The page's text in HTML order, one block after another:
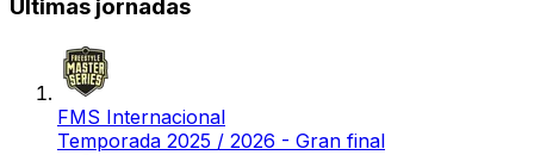
Últimas jornadas
FMS Internacional
Temporada 2025 / 2026 - Gran final